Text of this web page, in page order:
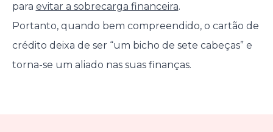
para evitar a sobrecarga financeira.
Portanto, quando bem compreendido, o cartão de
crédito deixa de ser “um bicho de sete cabeças” e
torna-se um aliado nas suas finanças.